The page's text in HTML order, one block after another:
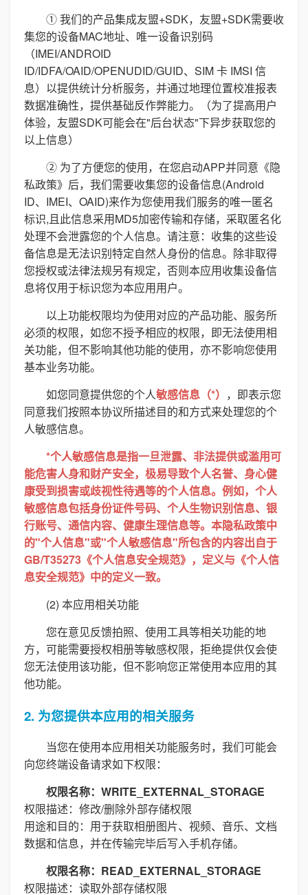
① 我们的产品集成友盟+SDK，友盟+SDK需要收
集您的设备MAC地址、唯一设备识别码
（IMEI/ANDROID
ID/IDFA/OAID/OPENUDID/GUID、SIM 卡 IMSI 信
息）以提供统计分析服务，并通过地理位置校准报表
数据准确性，提供基础反作弊能力。（为了提高用户
体验，友盟SDK可能会在"后台状态"下异步获取您的
以上信息）
② 为了方便您的使用，在您启动APP并同意《隐
私政策》后，我们需要收集您的设备信息(Android
ID、IMEI、OAID)来作为您使用我们服务的唯一匿名
标识,且此信息采用MD5加密传输和存储，采取匿名化
处理不会泄露您的个人信息。请注意：收集的这些设
备信息是无法识别特定自然人身份的信息。除非取得
您授权或法律法规另有规定，否则本应用收集设备信
息将仅用于标识您为本应用用户。
以上功能权限均为使用对应的产品功能、服务所
必须的权限，如您不授予相应的权限，即无法使用相
关功能，但不影响其他功能的使用，亦不影响您使用
基本业务功能。
如您同意提供您的个人敏感信息（*） ，即表示您
同意我们按照本协议所描述目的和方式来处理您的个
人敏感信息。
*个人敏感信息是指一旦泄露、非法提供或滥用可
能危害人身和财产安全，极易导致个人名誉、身心健
康受到损害或歧视性待遇等的个人信息。例如，个人
敏感信息包括身份证件号码、个人生物识别信息、银
行账号、通信内容、健康生理信息等。本隐私政策中
的"个人信息"或"个人敏感信息"所包含的内容出自于
GB/T35273《个人信息安全规范》，定义与《个人信
息安全规范》中的定义一致。
(2) 本应用相关功能
您在意见反馈拍照、使用工具等相关功能的地
方，可能需要授权相册等敏感权限，拒绝提供仅会使
您无法使用该功能，但不影响您正常使用本应用的其
他功能。
2. 为您提供本应用的相关服务
当您在使用本应用相关功能服务时，我们可能会
向您终端设备请求如下权限：
权限名称：WRITE_EXTERNAL_STORAGE
权限描述：修改/删除外部存储权限
用途和目的：用于获取相册图片、视频、音乐、文档
数据和信息，并在传输完毕后写入手机存储。
权限名称：READ_EXTERNAL_STORAGE
权限描述：读取外部存储权限